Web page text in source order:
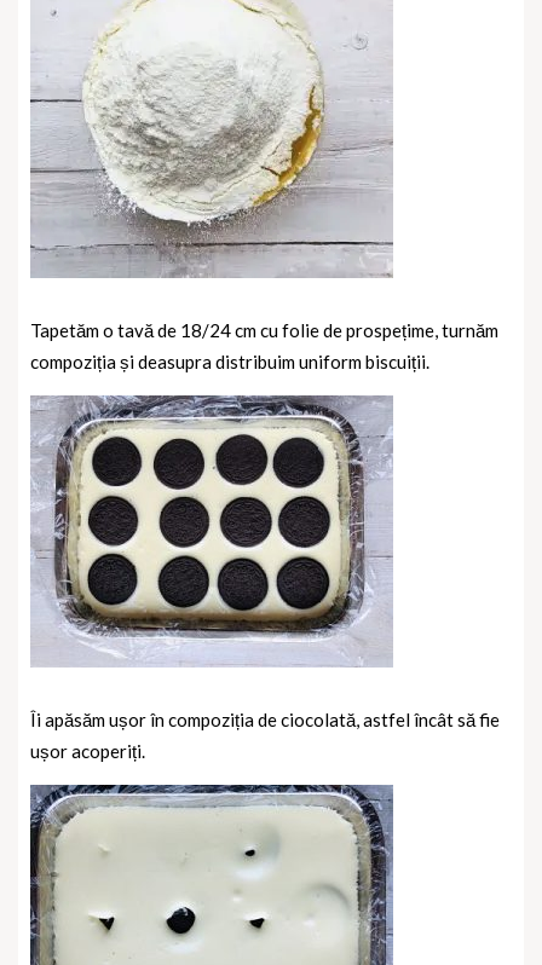
Tapetăm o tavă de 18/24 cm cu folie de prospețime, turnăm
compoziția și deasupra distribuim uniform biscuiții.
Îi apăsăm ușor în compoziția de ciocolată, astfel încât să fie
ușor acoperiți.